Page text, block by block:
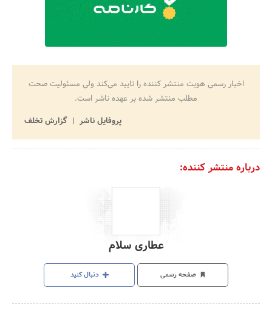
اخبار رسمی هویت منتشر کننده را تایید می‌کند ولی مسئولیت صحت
مطلب منتشر شده بر عهده ناشر است.
پروفایل ناشر
گزارش تخلف
درباره منتشر کننده:
عطاری سلام
صفحه رسمی دنبال کنید